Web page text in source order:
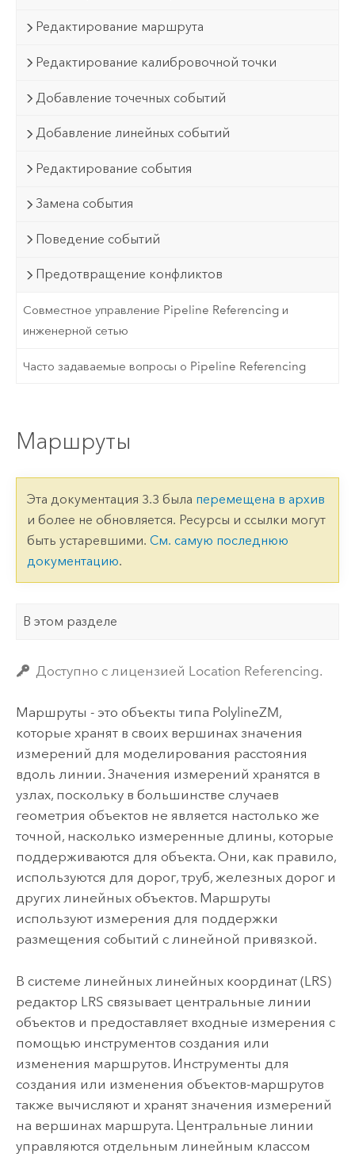
Редактирование маршрута
Редактирование калибровочной точки
Добавление точечных событий
Добавление линейных событий
Редактирование события
Замена события
Поведение событий
Предотвращение конфликтов
Совместное управление Pipeline Referencing и
инженерной сетью
Часто задаваемые вопросы о Pipeline Referencing
Маршруты
Эта документация 3.3 была перемещена в архив
и более не обновляется. Ресурсы и ссылки могут
быть устаревшими. См. самую последнюю
документацию.
В этом разделе
Доступно с лицензией Location Referencing.
Маршруты - это объекты типа PolylineZM,
которые хранят в своих вершинах значения
измерений для моделирования расстояния
вдоль линии. Значения измерений хранятся в
узлах, поскольку в большинстве случаев
геометрия объектов не является настолько же
точной, насколько измеренные длины, которые
поддерживаются для объекта. Они, как правило,
используются для дорог, труб, железных дорог и
других линейных объектов. Маршруты
используют измерения для поддержки
размещения событий с линейной привязкой.
В системе линейных линейных координат (LRS)
редактор LRS связывает центральные линии
объектов и предоставляет входные измерения с
помощью инструментов создания или
изменения маршрутов. Инструменты для
создания или изменения объектов-маршрутов
также вычисляют и хранят значения измерений
на вершинах маршрута. Центральные линии
управляются отдельным линейным классом